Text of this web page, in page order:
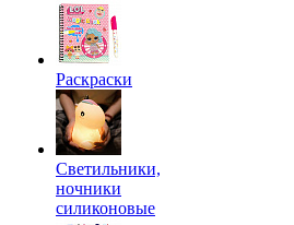
Раскраски
Светильники,
ночники
силиконовые